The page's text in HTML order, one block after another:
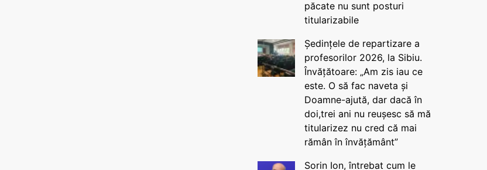
păcate nu sunt posturi
titularizabile
Ședințele de repartizare a
profesorilor 2026, la Sibiu.
Învățătoare: „Am zis iau ce
este. O să fac naveta și
Doamne-ajută, dar dacă în
doi,trei ani nu reușesc să mă
titularizez nu cred că mai
rămân în învățământ”
Sorin Ion, întrebat cum le